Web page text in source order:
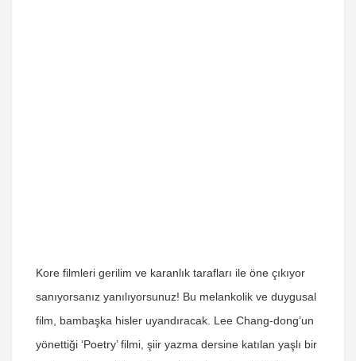
Kore filmleri gerilim ve karanlık tarafları ile öne çıkıyor
sanıyorsanız yanılıyorsunuz! Bu melankolik ve duygusal
film, bambaşka hisler uyandıracak. Lee Chang-dong’un
yönettiği ‘Poetry’ filmi, şiir yazma dersine katılan yaşlı bir